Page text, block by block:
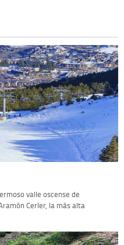
valle oscense de
Cerler, la más alta